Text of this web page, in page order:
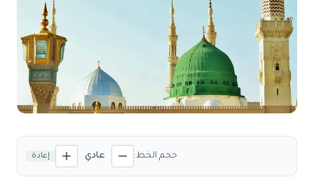
حجم الخط: عادي إعادة